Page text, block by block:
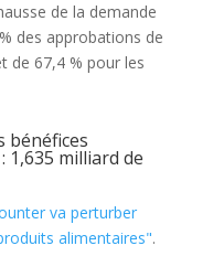
de la demande
des approbations de
de 67,4 % pour les
bénéfices
1,635 milliard de
va perturber
alimentaires".